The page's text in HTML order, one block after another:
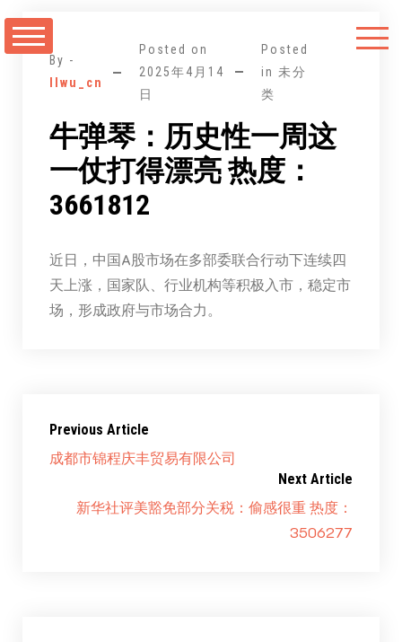
至
By -
llwu_cn
Posted on
2025年4月14
日
Posted
in 未分
类
牛弹琴：历史性一周这
一仗打得漂亮 热度：
3661812
近日，中国A股市场在多部委联合行动下连续四
天上涨，国家队、行业机构等积极入市，稳定市
场，形成政府与市场合力。
Previous Article
成都市锦程庆丰贸易有限公司
Next Article
新华社评美豁免部分关税：偷感很重 热度：
3506277